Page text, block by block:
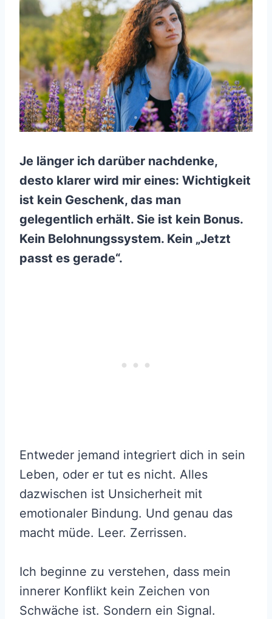
Je länger ich darüber nachdenke,
desto klarer wird mir eines: Wichtigkeit
ist kein Geschenk, das man
gelegentlich erhält. Sie ist kein Bonus.
Kein Belohnungssystem. Kein „Jetzt
passt es gerade“.
Entweder jemand integriert dich in sein
Leben, oder er tut es nicht. Alles
dazwischen ist Unsicherheit mit
emotionaler Bindung. Und genau das
macht müde. Leer. Zerrissen.
Ich beginne zu verstehen, dass mein
innerer Konflikt kein Zeichen von
Schwäche ist. Sondern ein Signal.